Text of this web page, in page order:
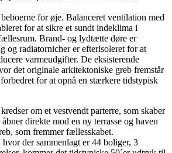
for øje. Balanceret ventilation med
for at sikre et sundt indeklima i
Brand- og lydtætte døre er
og radiatornicher er efterisoleret for at
varmeudgifter. De eksisterende
det originale arkitektoniske greb fremstår
for at opnå en stærkere tidstypisk
om et vestvendt parterre, som skaber
direkte mod en ny terrasse og haven
som fremmer fællesskabet.
der sammenlagt er 44 boliger, 3